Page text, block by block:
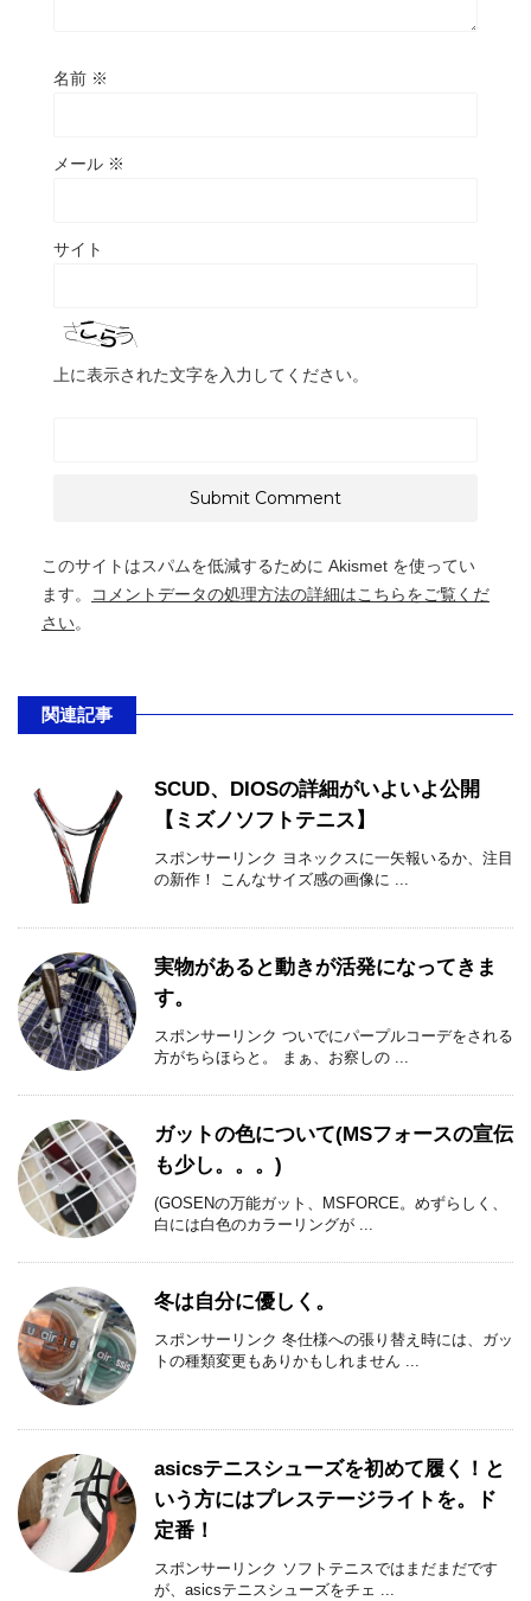
名前 ※
メール ※
サイト
上に表示された文字を入力してください。
このサイトはスパムを低減するために Akismet を使ってい
ます。
コメントデータの処理方法の詳細はこちらをご覧くだ
さい。
関連記事
SCUD、DIOSの詳細がいよいよ公開
【ミズノソフトテニス】
スポンサーリンク ヨネックスに一矢報いるか、注目
の新作！ こんなサイズ感の画像に ...
実物があると動きが活発になってきま
す。
スポンサーリンク ついでにパープルコーデをされる
方がちらほらと。 まぁ、お察しの ...
ガットの色について(MSフォースの宣伝
も少し。。。)
(GOSENの万能ガット、MSFORCE。めずらしく、
白には白色のカラーリングが ...
冬は自分に優しく。
スポンサーリンク 冬仕様への張り替え時には、ガッ
トの種類変更もありかもしれません ...
asicsテニスシューズを初めて履く！と
いう方にはプレステージライトを。ド
定番！
スポンサーリンク ソフトテニスではまだまだです
が、asicsテニスシューズをチェ ...